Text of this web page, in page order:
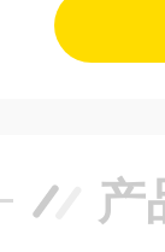
产